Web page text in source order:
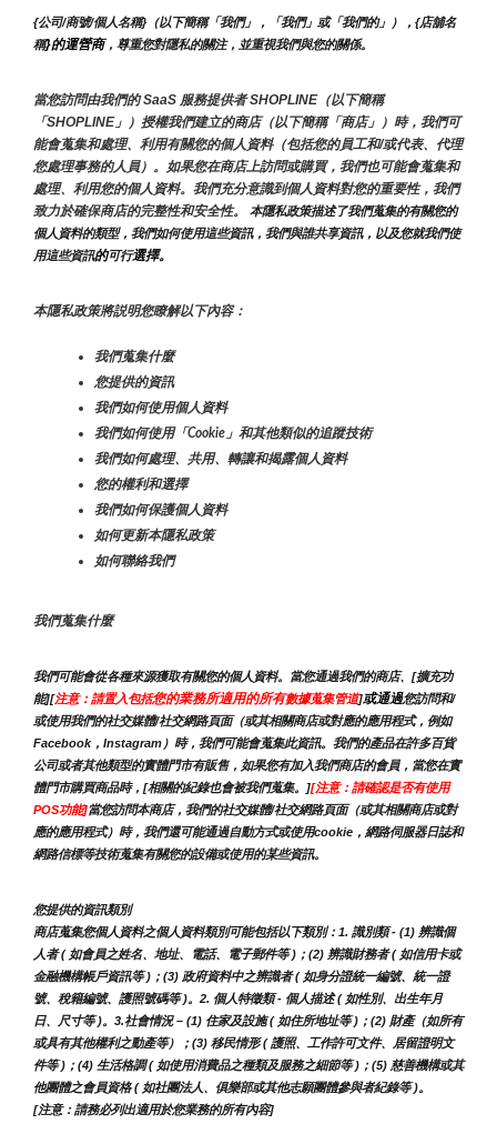
{公司/商號/個人名稱}（以下簡稱「我們」，「我們」或「我們的」），{店舖名
稱}的運營商，尊重您對隱私的關注，並重視我們與您的關係。
當您訪問由我們的 SaaS 服務提供者 SHOPLINE（以下簡稱
「SHOPLINE」）授權我們建立的商店（以下簡稱「商店」）時，我們可
能會蒐集和處理、利用有關您的個人資料（包括您的員工和/或代表、代理
您處理事務的人員）。如果您在商店上訪問或購買，我們也可能會蒐集和
處理、利用您的個人資料。我們充分意識到個人資料對您的重要性，我們
致力於確保商店的完整性和安全性。
本隱私政策描述了我們蒐集的有關您的
個人資料的類型，我們如何使用這些資訊，我們與誰共享資訊，以及您就我們使
用這些資訊的可行選擇。
本隱私政策將説明您瞭解以下內容：
我們蒐集什麼
您提供的資訊
我們如何使用個人資料
我們如何使用「Cookie」和其他類似的追蹤技術
我們如何處理、共用、轉讓和揭露個人資料
您的權利和選擇
我們如何保護個人資料
如何更新本隱私政策
如何聯絡我們
我們蒐集什麼
我們可能會從各種來源獲取有關您的個人資料。當您通過我們的商店、[擴充功
能][注意：請置入包括您的業務所適用的所有數據蒐集管道]或通過您訪問和/
或使用我們的社交媒體/社交網路頁面（或其相關商店或對應的應用程式，例如
Facebook，Instagram）時，我們可能會蒐集此資訊。我們的產品在許多百貨
公司或者其他類型的實體門市有販售，如果您有加入我們商店的會員，當您在實
體門市購買商品時，[相關的紀錄也會被我們蒐集。][注意：請確認是否有使用
POS功能]當您訪問本商店，我們的社交媒體/社交網路頁面（或其相關商店或對
應的應用程式）時，我們還可能通過自動方式或使用cookie，網路伺服器日誌和
網路信標等技術蒐集有關您的設備或使用的某些資訊。
您提供的資訊類別
商店蒐集您個人資料之個人資料類別可能包括以下類別：1. 識別類 - (1) 辨識個
人者 ( 如會員之姓名、地址、電話、電子郵件等 )；(2) 辨識財務者 ( 如信用卡或
金融機構帳戶資訊等 )；(3) 政府資料中之辨識者 ( 如身分證統一編號、統一證
號、稅籍編號、護照號碼等 )。2. 個人特徵類 - 個人描述 ( 如性別、出生年月
日、尺寸等 )。3.社會情況 – (1) 住家及設施 ( 如住所地址等 )；(2) 財產（如所有
或具有其他權利之動產等）；(3) 移民情形 ( 護照、工作許可文件、居留證明文
件等 )；(4) 生活格調 ( 如使用消費品之種類及服務之細節等 )；(5) 慈善機構或其
他團體之會員資格 ( 如社團法人、俱樂部或其他志願團體參與者紀錄等 )。
[注意：請務必列出適用於您業務的所有內容]